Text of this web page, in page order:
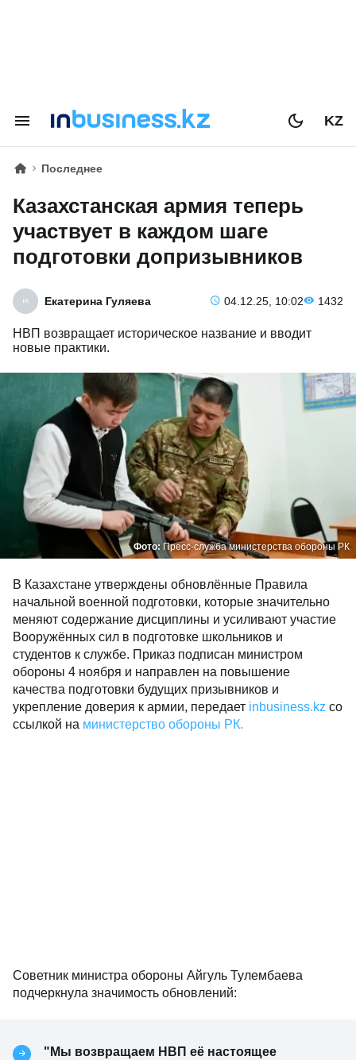
KZ
Последнее
Казахстанская армия теперь
участвует в каждом шаге
подготовки допризывников
Екатерина Гуляева 04.12.25, 10:02 1432
НВП возвращает историческое название и вводит
новые практики.
Фото: Пресс-служба министерства обороны РК
В Казахстане утверждены обновлённые Правила
начальной военной подготовки, которые значительно
меняют содержание дисциплины и усиливают участие
Вооружённых сил в подготовке школьников и
студентов к службе. Приказ подписан министром
обороны 4 ноября и направлен на повышение
качества подготовки будущих призывников и
укрепление доверия к армии, передает inbusiness.kz со
ссылкой на министерство обороны РК.
Советник министра обороны Айгуль Тулембаева
подчеркнула значимость обновлений:
"Мы возвращаем НВП её настоящее